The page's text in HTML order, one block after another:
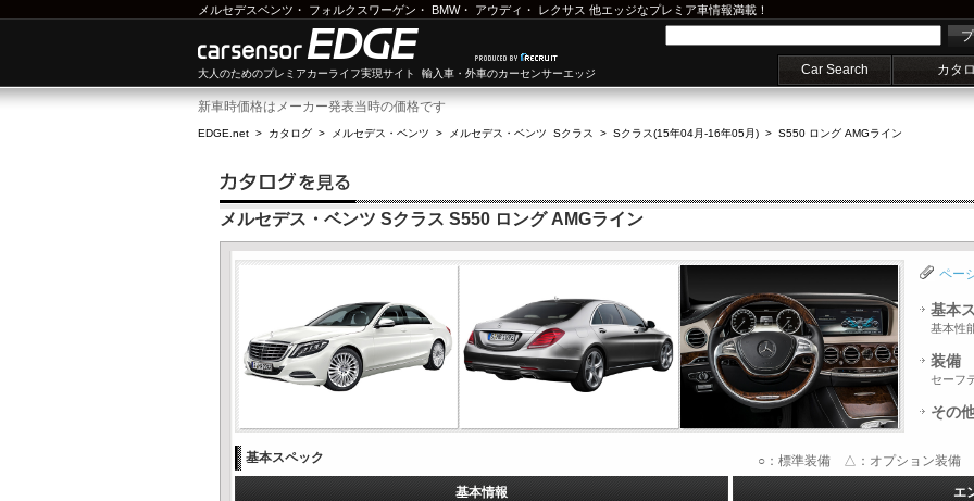
メルセデスベンツ ・ フォルクスワーゲン ・ BMW・ アウディ ・ レクサス 他エッジなプレミア車情報満載！
大人のためのプレミアカーライフ実現サイト 輸入車・外車のカーセンサーエッジ Car Search カタ
新車時価格はメーカー発表当時の価格です
EDGE.net > カタログ > メルセデス・ベンツ > メルセデス・ベンツ Sクラス > Sクラス(15年04月-16年05月) > S550 ロング AMGライン
メルセデス・ベンツ Sクラス S550 ロング AMGライン
ペー
基本
基本性
装備
セーフ
その
基本スペック ○：標準装備 △：オプション装備 -
基本情報 エ